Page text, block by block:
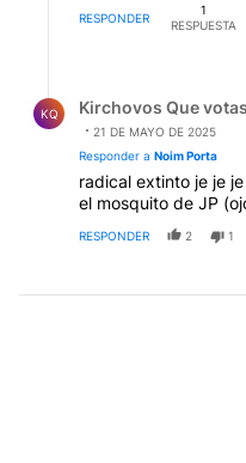
RESPONDER
1
RESPUESTA
KQ Kirchovos Que
21 DE MAYO DE 2025
Responder a Noim Porta
radical extinto je je
el mosquito de JP
RESPONDER 2 1